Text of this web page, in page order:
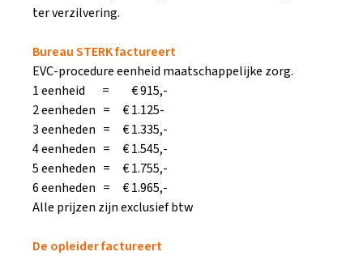
ter verzilvering.
Bureau STERK factureert
EVC-procedure eenheid maatschappelijke zorg.
1 eenheid = € 915,-
2 eenheden = € 1.125-
3 eenheden = € 1.335,-
4 eenheden = € 1.545,-
5 eenheden = € 1.755,-
6 eenheden = € 1.965,-
Alle prijzen zijn exclusief btw
De opleider factureert